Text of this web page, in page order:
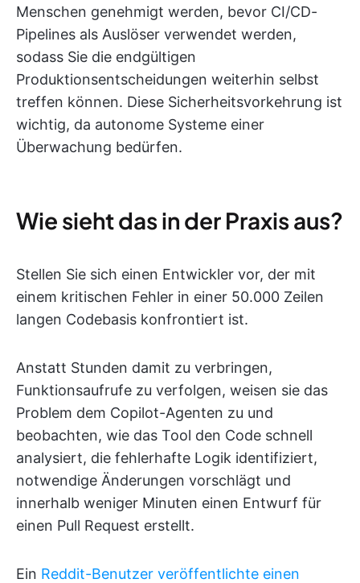
Menschen genehmigt werden, bevor CI/CD-
Pipelines als Auslöser verwendet werden,
sodass Sie die endgültigen
Produktionsentscheidungen weiterhin selbst
treffen können. Diese Sicherheitsvorkehrung ist
wichtig, da autonome Systeme einer
Überwachung bedürfen.
Wie sieht das in der Praxis aus?
Stellen Sie sich einen Entwickler vor, der mit
einem kritischen Fehler in einer 50.000 Zeilen
langen Codebasis konfrontiert ist.
Anstatt Stunden damit zu verbringen,
Funktionsaufrufe zu verfolgen, weisen sie das
Problem dem Copilot-Agenten zu und
beobachten, wie das Tool den Code schnell
analysiert, die fehlerhafte Logik identifiziert,
notwendige Änderungen vorschlägt und
innerhalb weniger Minuten einen Entwurf für
einen Pull Request erstellt.
Ein Reddit-Benutzer veröffentlichte einen